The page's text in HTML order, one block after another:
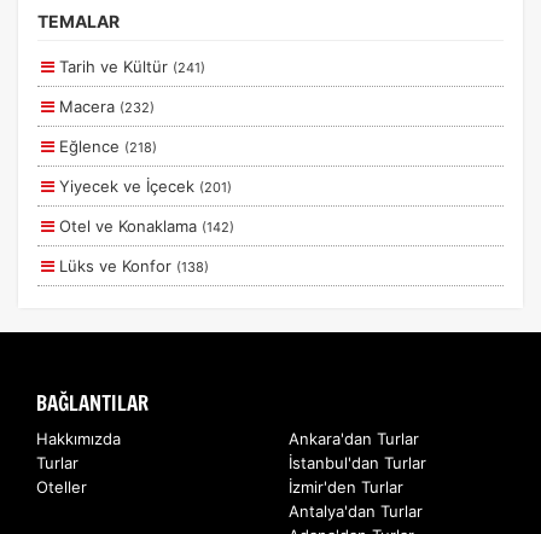
Planlanan
Otobüs Ile
Uçak Ile
Ekstralar Dahil
TEMALAR
Tarih ve Kültür (241)
Macera (232)
Eğlence (218)
Yiyecek ve İçecek (201)
Otel ve Konaklama (142)
Lüks ve Konfor (138)
Ulaşım ve Transfer
BAĞLANTILAR
Hakkımızda
Turlar
Oteller
Ankara'dan Turlar
İstanbul'dan Turlar
İzmir'den Turlar
Antalya'dan Turlar